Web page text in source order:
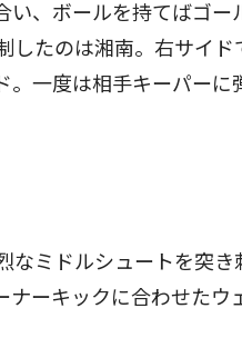
、ボールを持てばゴー
したのは湘南。右サイ
一度は相手キーパー
ミドルシュートを突
ーキックに合わせた